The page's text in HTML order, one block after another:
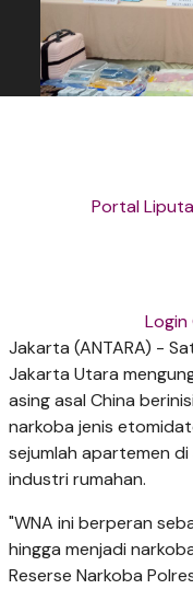
Portal
Login
Jakarta (ANTARA) -
Jakarta Utara
asing asal China
narkoba jenis
sejumlah apartemen
industri rumahan.
"WNA ini berperan
hingga menjadi
Reserse Narkoba